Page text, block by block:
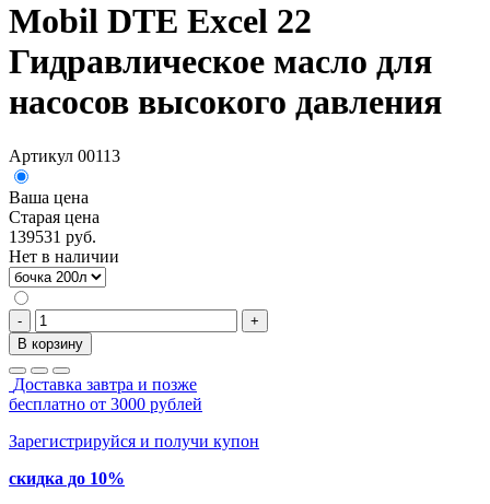
Mobil DTE Excel 22
Гидравлическое масло для
насосов высокого давления
Артикул 00113
Ваша цена
Старая цена
139531 руб.
Нет в наличии
-
+
В корзину
Доставка завтра и позже
бесплатно от 3000 рублей
Зарегистрируйся и получи купон
скидка до 10%